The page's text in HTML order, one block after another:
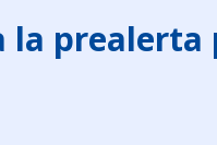
la